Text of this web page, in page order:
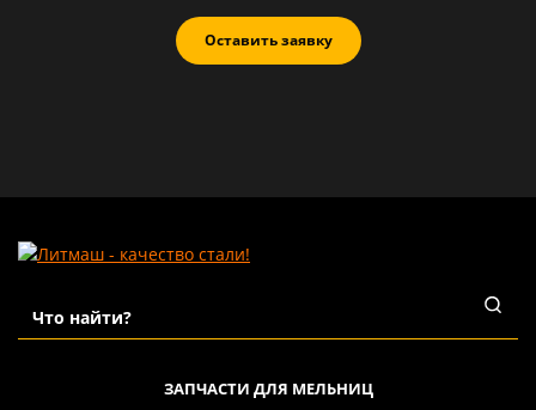
Оставить заявку
ЗАПЧАСТИ ДЛЯ МЕЛЬНИЦ